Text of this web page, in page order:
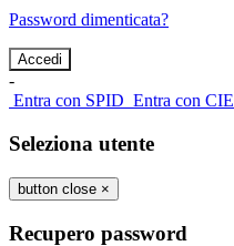
Password dimenticata?
-
Entra con SPID Entra con CIE
Seleziona utente
button close ×
Recupero password